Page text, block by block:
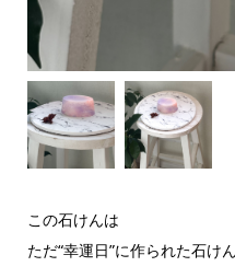
この石けんは
ただ“幸運日”に作られた石け